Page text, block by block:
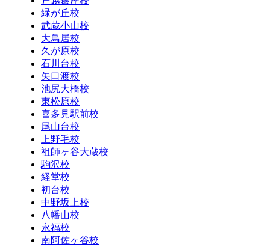
緑が丘校
武蔵小山校
大鳥居校
久が原校
石川台校
矢口渡校
池尻大橋校
東松原校
喜多見駅前校
尾山台校
上野毛校
祖師ヶ谷大蔵校
駒沢校
経堂校
初台校
中野坂上校
八幡山校
永福校
南阿佐ヶ谷校